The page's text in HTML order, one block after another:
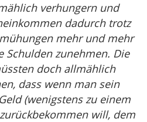
verhungern und
dadurch trotz
mehr und mehr
Schulden zunehmen. Die
doch allmählich
dass wenn man sein
(wenigstens zu einem
will, dem